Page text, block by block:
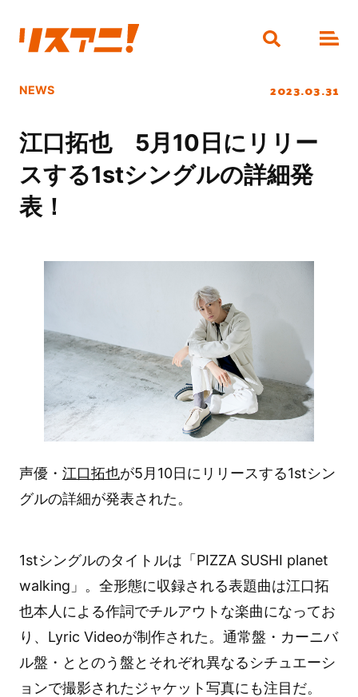
NEWS 2023.03.31
江口拓也 5月10日にリリー
スする1stシングルの詳細発
表！
声優・ 江口拓也が5月10日にリリースする1stシン
グルの詳細が発表された。
1stシングルのタイトルは「PIZZA SUSHI planet
walking」。全形態に収録される表題曲は江口拓
也本人による作詞でチルアウトな楽曲になってお
り、Lyric Videoが制作された。通常盤・カーニバ
ル盤・ととのう盤とそれぞれ異なるシチュエーシ
ョンで撮影されたジャケット写真にも注目だ。